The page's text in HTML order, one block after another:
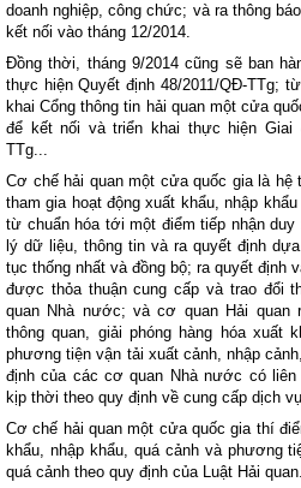
doanh nghiệp, công chức; và ra thông
kết nối vào tháng 12/2014.
Đồng thời, tháng 9/2014 cũng sẽ ban
thực hiện Quyết định 48/2011/QĐ-TTg; từ
khai Cổng thông tin hải quan một cửa
để kết nối và triển khai thực hiện Giai
TTg...
Cơ chế hải quan một cửa quốc gia là hệ
tham gia hoạt động xuất khẩu, nhập
từ chuẩn hóa tới một điểm tiếp nhận
lý dữ liệu, thông tin và ra quyết định
tục thống nhất và đồng bộ; ra quyết định
được thỏa thuận cung cấp và trao đổi
quan Nhà nước; và cơ quan Hải quan
thông quan, giải phóng hàng hóa xuất
phương tiện vận tải xuất cảnh, nhập
định của các cơ quan Nhà nước có
kịp thời theo quy định về cung cấp dịch
Cơ chế hải quan một cửa quốc gia thí
khẩu, nhập khẩu, quá cảnh và phương
quá cảnh theo quy định của Luật Hải quan.